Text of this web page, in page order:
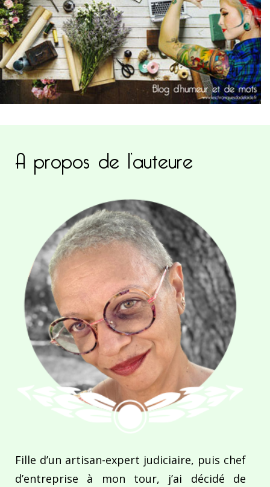
A propos de l’auteure
Fille d’un artisan-expert judiciaire, puis chef
d’entreprise à mon tour, j’ai décidé de